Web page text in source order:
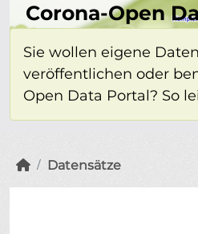
Corona-Open
Sie wollen eigene
veröffentlichen oder
Open Data Portal? So
Datensätze